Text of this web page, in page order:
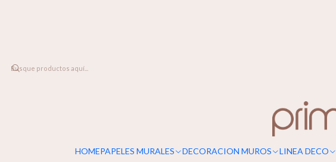
HOMEPAPELES MURALES DECORACION MUROS LINEA DECO